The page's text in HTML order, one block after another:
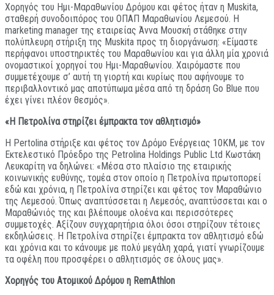
Χορηγός του Ημι-Μαραθωνίου Δρόμου και φέτος ήταν η Muskita,
σταθερή συνοδοιπόρος του ΟΠΑΠ Μαραθωνίου Λεμεσού. Η
marketing manager της εταιρείας Άννα Μουσκή στάθηκε στην
πολύπλευρη στήριξη της Muskita προς τη διοργάνωση: «Είμαστε
περήφανοι υποστηρικτές του Μαραθωνίου και για άλλη μία χρονιά
ονομαστικοί χορηγοί του Ημι-Μαραθωνίου. Χαιρόμαστε που
συμμετέχουμε σ’ αυτή τη γιορτή και κυρίως που αφήνουμε το
περιβαλλοντικό μας αποτύπωμα μέσα από τη δράση Go Blue που
έχει γίνει πλέον θεσμός».
«Η Πετρολίνα στηρίζει έμπρακτα τον αθλητισμό»
Η Pertolina στήριξε και φέτος τον Δρόμο Ενέργειας 10ΚΜ, με τον
Εκτελεστικό Πρόεδρο της Petrolina Holdings Public Ltd Κωστάκη
Λευκαρίτη να δηλώνει: «Μέσα στο πλαίσιο της εταιρικής
κοινωνικής ευθύνης, τομέα στον οποίο η Πετρολίνα πρωτοπορεί
εδώ και χρόνια, η Πετρολίνα στηρίζει και φέτος τον Μαραθώνιο
της Λεμεσού. Όπως αναπτύσσεται η Λεμεσός, αναπτύσσεται και ο
Μαραθώνιός της και βλέπουμε ολοένα και περισσότερες
συμμετοχές. Αξίζουν συγχαρητήρια όλοι όσοι στηρίζουν τέτοιες
εκδηλώσεις. Η Πετρολίνα στηρίζει έμπρακτα τον αθλητισμό εδώ
και χρόνια και το κάνουμε με πολύ μεγάλη χαρά, γιατί γνωρίζουμε
τα οφέλη που προσφέρει ο αθλητισμός σε όλους μας».
Χορηγός του Ατομικού Δρόμου η RemΑthlon